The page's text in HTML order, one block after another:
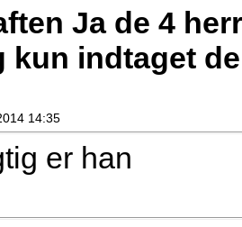
Ja de 4
kun indtaget
14:35
er han